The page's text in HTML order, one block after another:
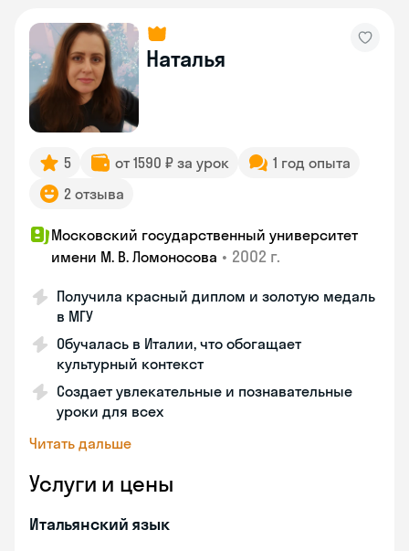
Наталья
5 от 1590 ₽ за урок
1 год опыта
2 отзыва
Московский государственный университет
имени М. В. Ломоносова • 2002 г.
Получила красный диплом и золотую медаль
в МГУ
Обучалась в Италии, что обогащает
культурный контекст
Создает увлекательные и познавательные
уроки для всех
Читать дальше
Услуги и цены
Итальянский язык